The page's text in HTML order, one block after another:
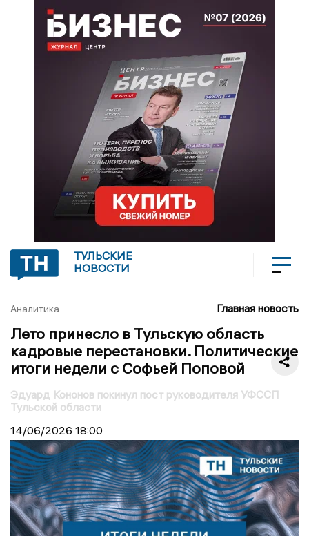
ТУЛЬСКИЕ
НОВОСТИ
Аналитика Главная новость
Лето принесло в Тульскую область
кадровые перестановки. Политические
итоги недели с Софьей Поповой
Эдуард Кононов покинул пост руководителя УФССП
Тульской области
14/06/2026 18:00